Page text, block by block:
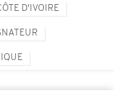
D'IVOIRE